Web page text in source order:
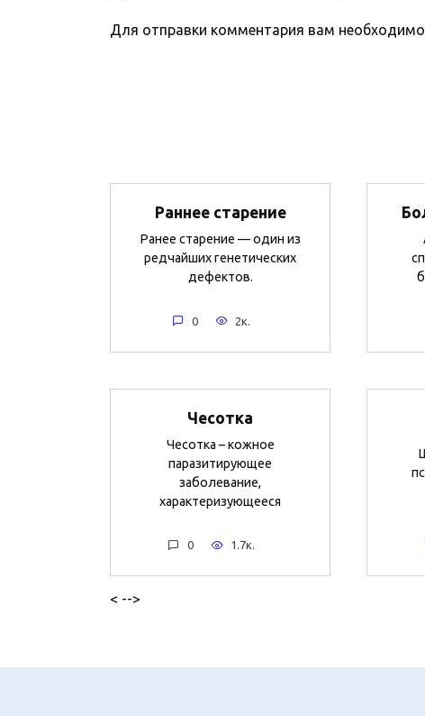
Для отправки комментария вам необходимо
Раннее старение
Ранее старение — один из
редчайших генетических
дефектов.
0 2к.
Чесотка
Чесотка – кожное
паразитирующее
заболевание,
характеризующееся
0 1.7к.
< -->